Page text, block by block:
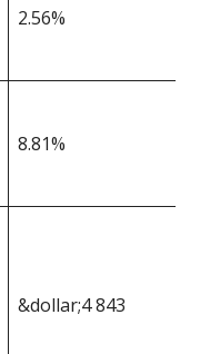
2.56%
8.81%
&dollar;4 843